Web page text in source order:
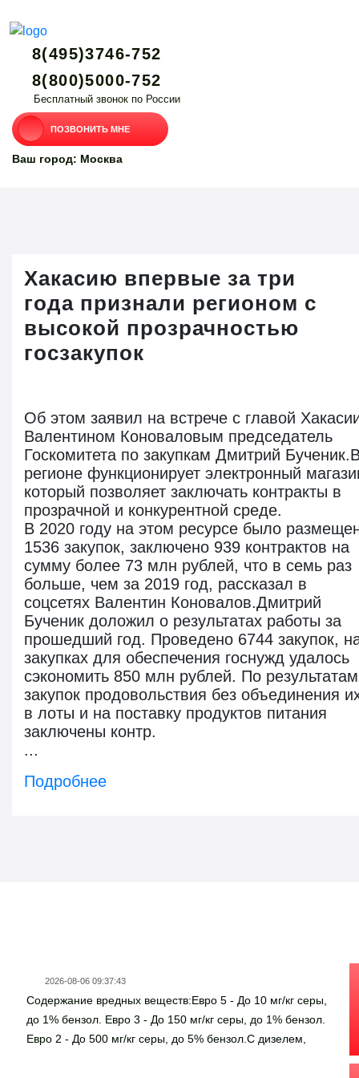
8(495)3746-752
8(800)5000-752
Бесплатный звонок по России
ПОЗВОНИТЬ МНЕ
Ваш город: Москва
Хакасию впервые за три
года признали регионом с
высокой прозрачностью
госзакупок
Об этом заявил на встрече с главой
Валентином Коноваловым председатель
Госкомитета по закупкам Дмитрий
регионе функционирует электронный
который позволяет заключать контракты в
прозрачной и конкурентной среде.
В 2020 году на этом ресурсе было
1536 закупок, заключено 939 контрактов на
сумму более 73 млн рублей, что в семь раз
больше, чем за 2019 год, рассказал в
соцсетях Валентин Коновалов.Дмитрий
Бученик доложил о результатах работы за
прошедший год. Проведено 6744 закупок,
закупках для обеспечения госнужд удалось
сэкономить 850 млн рублей. По результатам
закупок продовольствия без объединения
в лоты и на поставку продуктов питания
заключены контр.
...
Подробнее
2026-08-06 09:37:43
Содержание вредных веществ:Евро 5 - До 10 мг/кг серы,
до 1% бензол. Евро 3 - До 150 мг/кг серы, до 1% бензол.
Евро 2 - До 500 мг/кг серы, до 5% бензол.С дизелем,